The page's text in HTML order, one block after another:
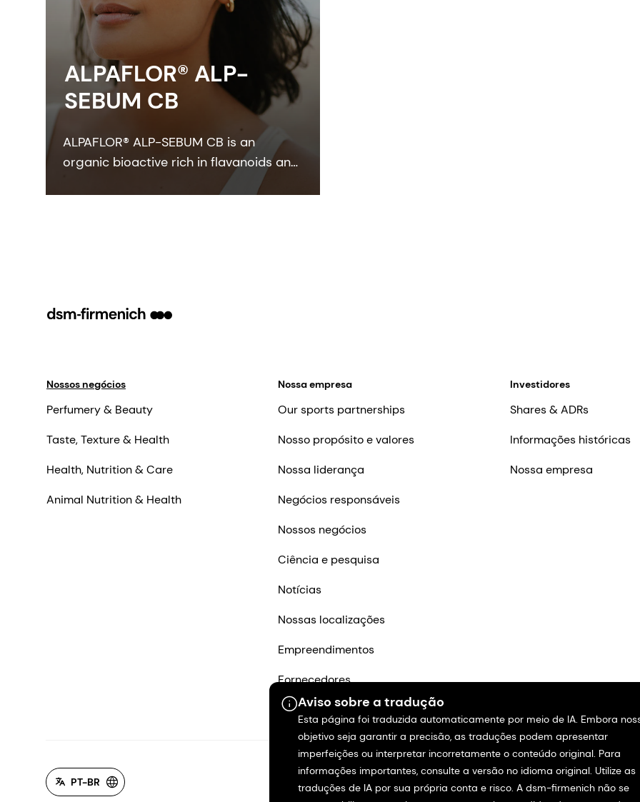
ALPAFLOR® ALP-
SEBUM CB
ALPAFLOR® ALP-SEBUM CB is an
organic bioactive rich in flavanoids and
oenothein B - key compounds that
Aviso sobre a tradução
Esta página foi traduzida automaticamente por meio de IA. Embora
objetivo seja garantir a precisão, as traduções podem apresentar
imperfeições ou interpretar incorretamente o conteúdo original. Para
informações importantes, consulte a versão no idioma original. Utilize as
traduções de IA por sua própria conta e risco. A dsm-firmenich não se
Nossos negócios
Perfumery & Beauty
Taste, Texture & Health
Health, Nutrition & Care
Animal Nutrition & Health
Nossa empresa
Our sports partnerships
Nosso propósito e valores
Nossa liderança
Negócios responsáveis
Nossos negócios
Ciência e pesquisa
Notícias
Nossas localizações
Empreendimentos
Fornecedores
Entre em contato
Investidores
Shares & ADRs
Informações históricas
Nossa empresa
PT-BR